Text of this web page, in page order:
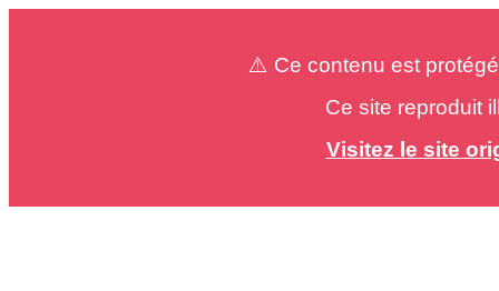
⚠️ Ce contenu est
Ce site reproduit
Visitez le site